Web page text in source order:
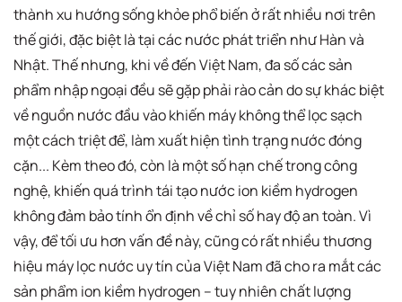
thành xu hướng sống khỏe phổ biến ở rất nhiều nơi trên
thế giới, đặc biệt là tại các nước phát triển như Hàn và
Nhật. Thế nhưng, khi về đến Việt Nam, đa số các sản
phẩm nhập ngoại đều sẽ gặp phải rào cản do sự khác biệt
về nguồn nước đầu vào khiến máy không thể lọc sạch
một cách triệt để, làm xuất hiện tình trạng nước đóng
cặn... Kèm theo đó, còn là một số hạn chế trong công
nghệ, khiến quá trình tái tạo nước ion kiềm hydrogen
không đảm bảo tính ổn định về chỉ số hay độ an toàn. Vì
vậy, để tối ưu hơn vấn đề này, cũng có rất nhiều thương
hiệu máy lọc nước uy tín của Việt Nam đã cho ra mắt các
sản phẩm ion kiềm hydrogen – tuy nhiên chất lượng